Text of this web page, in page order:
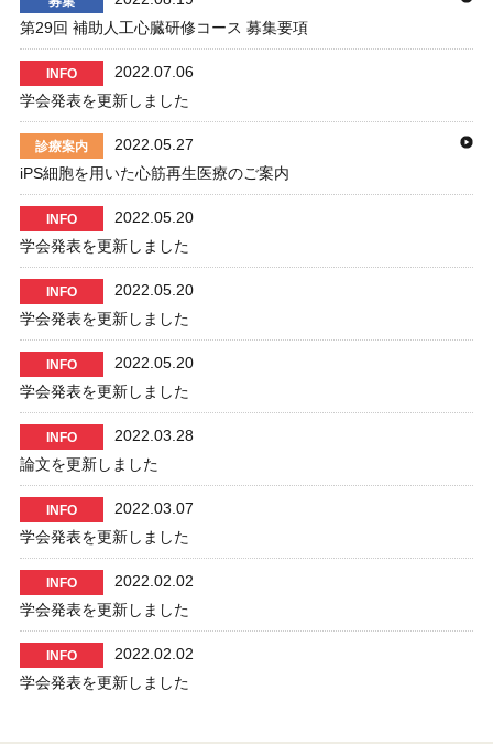
第29回 補助人工心臓研修コース 募集要項
INFO
2022.07.06
学会発表を更新しました
診療案内
2022.05.27
iPS細胞を用いた心筋再生医療のご案内
INFO
2022.05.20
学会発表を更新しました
INFO
2022.05.20
学会発表を更新しました
INFO
2022.05.20
学会発表を更新しました
INFO
2022.03.28
論文を更新しました
INFO
2022.03.07
学会発表を更新しました
INFO
2022.02.02
学会発表を更新しました
INFO
2022.02.02
学会発表を更新しました